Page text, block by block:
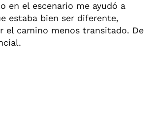
en el escenario me ayudó a
estaba bien ser diferente,
el camino menos transitado. De